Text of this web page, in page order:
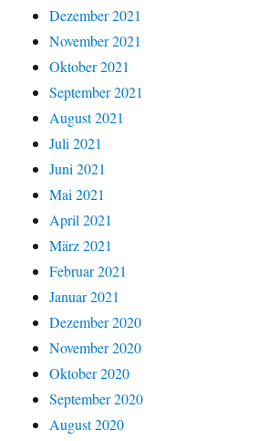
Dezember 2021
November 2021
Oktober 2021
September 2021
August 2021
Juli 2021
Juni 2021
Mai 2021
April 2021
März 2021
Februar 2021
Januar 2021
Dezember 2020
November 2020
Oktober 2020
September 2020
August 2020